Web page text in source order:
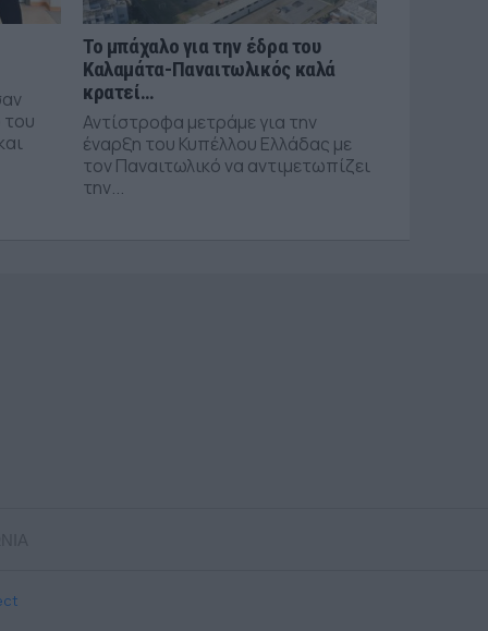
του
Το μπάχαλο για την έδρα του
Καλαμάτα-Παναιτωλικός καλά
κρατεί…
Αντίστροφα μετράμε για την
έναρξη του Κυπέλλου Ελλάδας με
τον Παναιτωλικό να αντιμετωπίζει
την...